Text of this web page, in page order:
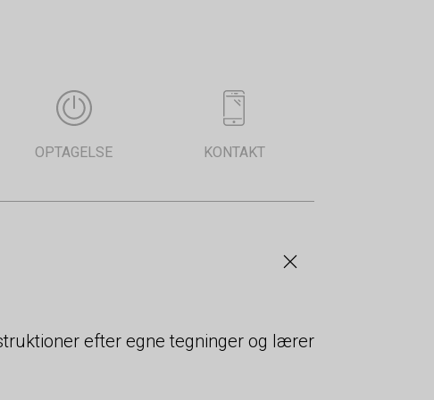
OPTAGELSE KONTAKT
efter egne tegninger og lærer